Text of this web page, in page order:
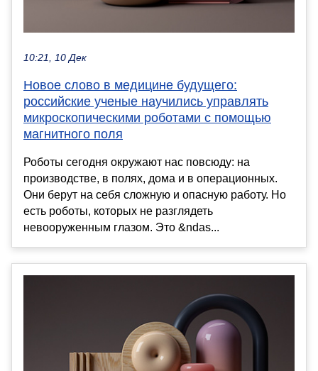
10:21, 10 Дек
Новое слово в медицине будущего:
российские ученые научились управлять
микроскопическими роботами с помощью
магнитного поля
Роботы сегодня окружают нас повсюду: на
производстве, в полях, дома и в операционных.
Они берут на себя сложную и опасную работу. Но
есть роботы, которых не разглядеть
невооруженным глазом. Это &ndas...